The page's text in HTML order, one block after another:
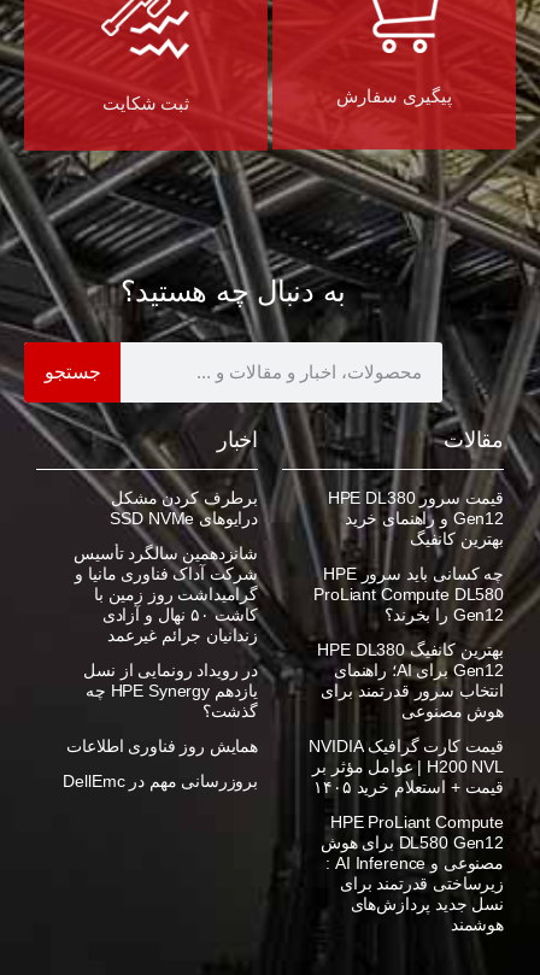
پیگیری سفارش ثبت شکایت
به دنبال چه هستید؟
جستجو
مقالات
قیمت سرور HPE DL380
Gen12 و راهنمای خرید
بهترین کانفیگ
چه کسانی باید سرور HPE
ProLiant Compute DL580
Gen12 را بخرند؟
بهترین کانفیگ HPE DL380
Gen12 برای AI؛ راهنمای
انتخاب سرور قدرتمند برای
هوش مصنوعی
قیمت کارت گرافیک NVIDIA
H200 NVL | عوامل مؤثر بر
قیمت + استعلام خرید ۱۴۰۵
HPE ProLiant Compute
DL580 Gen12 برای هوش
مصنوعی و AI Inference :
زیرساختی قدرتمند برای
نسل جدید پردازش‌های
هوشمند
اخبار
برطرف کردن مشکل
درایوهای SSD NVMe
شانزدهمین سالگرد تأسیس
شرکت آداک فناوری مانیا و
گرامیداشت روز زمین با
کاشت ۵۰ نهال و آزادی
زندانیان جرائم غیرعمد
در رویداد رونمایی از نسل
یازدهم HPE Synergy چه
گذشت؟
همایش روز فناوری اطلاعات
بروزرسانی مهم در DellEmc